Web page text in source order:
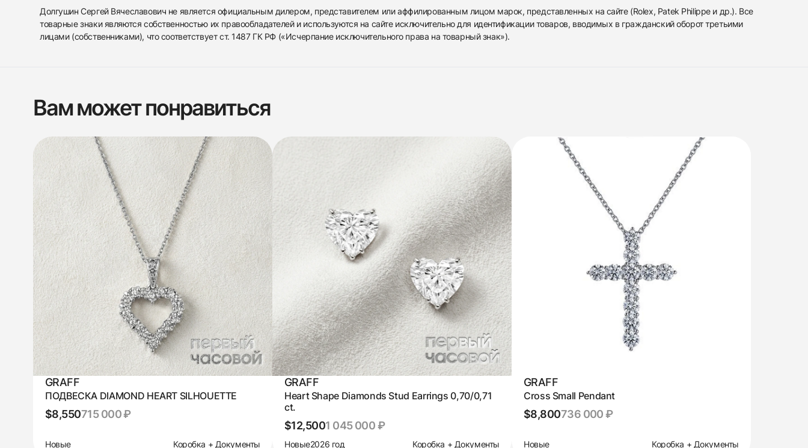
Долгушин Сергей Вячеславович не является официальным дилером, представителем или аффилированным лицом марок, представленных на сайте (Rolex, Patek Philippe и др.). Все
товарные знаки являются собственностью их правообладателей и используются на сайте исключительно для идентификации товаров, вводимых в гражданский оборот третьими
лицами (собственниками), что соответствует ст. 1487 ГК РФ («Исчерпание исключительного права на товарный знак»).
Вам может понравиться
GRAFF
ПОДВЕСКА DIAMOND HEART SILHOUETTE
$8,550715 000 ₽
Новые Коробка + Документы
GRAFF
Heart Shape Diamonds Stud Earrings 0,70/0,71
ct.
$12,5001 045 000 ₽
Новые2026 год Коробка + Документы
GRAFF
Cross Small Pendant
$8,800736 000 ₽
Новые Коробка + Документы